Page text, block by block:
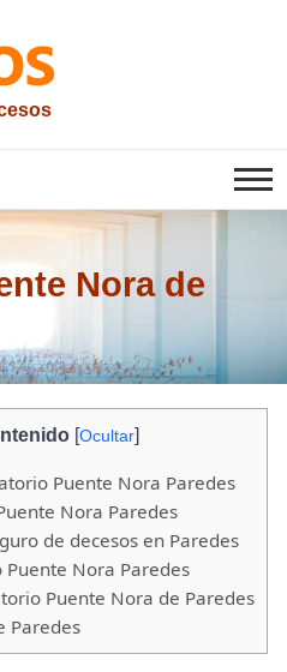
Nora de
[Ocultar]
Puente Nora Paredes
Nora Paredes
de decesos en Paredes
Nora Paredes
Puente Nora de Paredes
Paredes